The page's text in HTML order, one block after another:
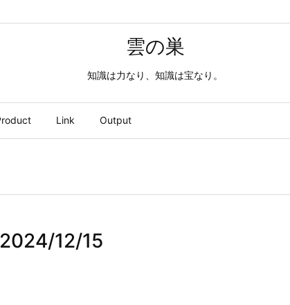
雲の巣
知識は力なり、知識は宝なり。
Link Output
12/15